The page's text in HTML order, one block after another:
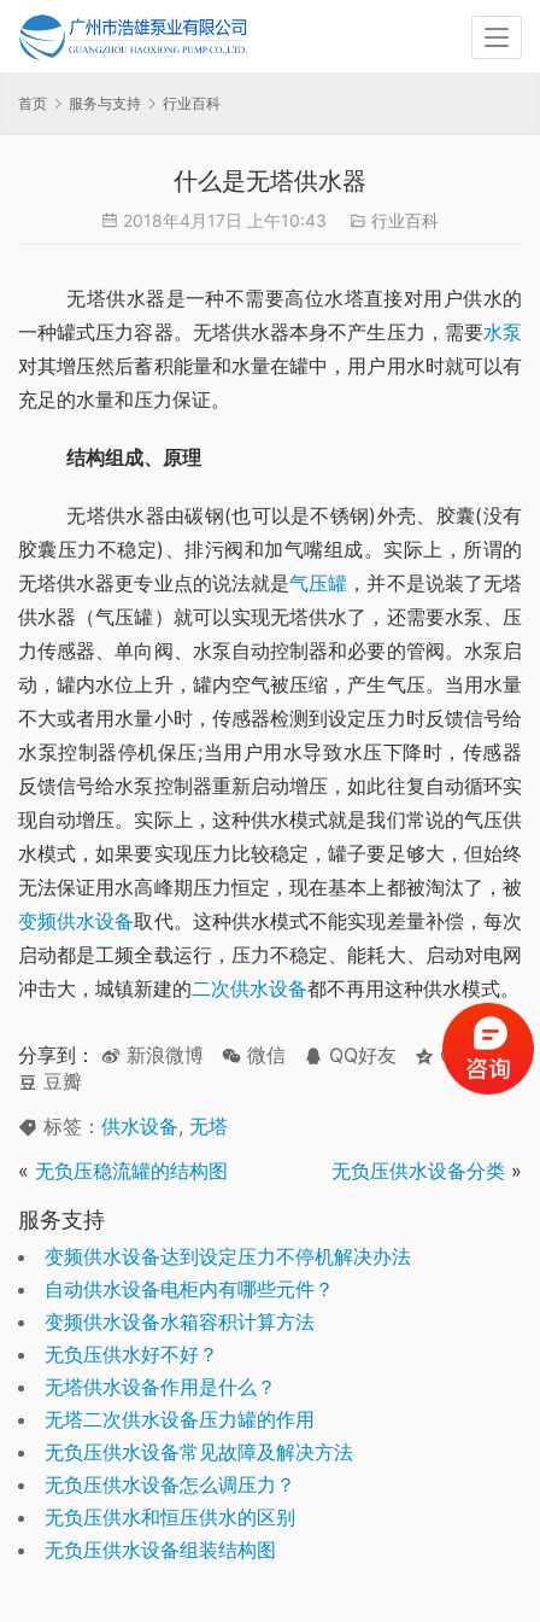
首页 服务与支持 行业百科
什么是无塔供水器
2018年4月17日 上午10:43 行业百科
	无塔供水器是一种不需要高位水塔直接对用户供水的
一种罐式压力容器。无塔供水器本身不产生压力，需要水泵
对其增压然后蓄积能量和水量在罐中，用户用水时就可以有
充足的水量和压力保证。
结构组成、原理
	无塔供水器由碳钢(也可以是不锈钢)外壳、胶囊(没有
胶囊压力不稳定)、排污阀和加气嘴组成。实际上，所谓的
无塔供水器更专业点的说法就是气压罐 ，并不是说装了无塔
供水器（气压罐）就可以实现无塔供水了，还需要水泵、压
力传感器、单向阀、水泵自动控制器和必要的管阀。水泵启
动，罐内水位上升，罐内空气被压缩，产生气压。当用水量
不大或者用水量小时，传感器检测到设定压力时反馈信号给
水泵控制器停机保压;当用户用水导致水压下降时，传感器
反馈信号给水泵控制器重新启动增压，如此往复自动循环实
现自动增压。实际上，这种供水模式就是我们常说的气压供
水模式，如果要实现压力比较稳定，罐子要足够大，但始终
无法保证用水高峰期压力恒定，现在基本上都被淘汰了，被
变频供水设备取代。这种供水模式不能实现差量补偿，每次
启动都是工频全载运行，压力不稳定、能耗大、启动对电网
冲击大，城镇新建的二次供水设备都不再用这种供水模式。
分享到： 新浪微博 微信 QQ好友
QQ空间
豆瓣
标签： 供水设备, 无塔
« 无负压稳流罐的结构图 无负压供水设备分类 »
服务支持
变频供水设备达到设定压力不停机解决办法
自动供水设备电柜内有哪些元件？
变频供水设备水箱容积计算方法
无负压供水好不好？
无塔供水设备作用是什么？
无塔二次供水设备压力罐的作用
无负压供水设备常见故障及解决方法
无负压供水设备怎么调压力？
无负压供水和恒压供水的区别
无负压供水设备组装结构图